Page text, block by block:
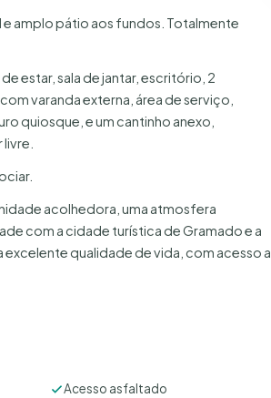
amplo pátio aos fundos. Totalmente
estar, sala de jantar, escritório, 2
varanda externa, área de serviço,
quiosque, e um cantinho anexo,
acolhedora, uma atmosfera
com a cidade turística de Gramado e a
qualidade de vida, com acesso a
Acesso asfaltado